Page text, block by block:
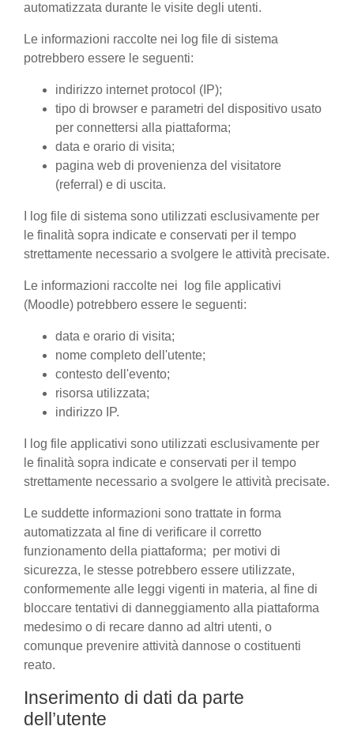
automatizzata durante le visite degli utenti.
Le informazioni raccolte nei log file di sistema
potrebbero essere le seguenti:
indirizzo internet protocol (IP);
tipo di browser e parametri del dispositivo usato
per connettersi alla piattaforma;
data e orario di visita;
pagina web di provenienza del visitatore
(referral) e di uscita.
I log file di sistema sono utilizzati esclusivamente per
le finalità sopra indicate e conservati per il tempo
strettamente necessario a svolgere le attività precisate.
Le informazioni raccolte nei log file applicativi
(Moodle) potrebbero essere le seguenti:
data e orario di visita;
nome completo dell'utente;
contesto dell'evento;
risorsa utilizzata;
indirizzo IP.
I log file applicativi sono utilizzati esclusivamente per
le finalità sopra indicate e conservati per il tempo
strettamente necessario a svolgere le attività precisate.
Le suddette informazioni sono trattate in forma
automatizzata al fine di verificare il corretto
funzionamento della piattaforma; per motivi di
sicurezza, le stesse potrebbero essere utilizzate,
conformemente alle leggi vigenti in materia, al fine di
bloccare tentativi di danneggiamento alla piattaforma
medesimo o di recare danno ad altri utenti, o
comunque prevenire attività dannose o costituenti
reato.
Inserimento di dati da parte
dell’utente